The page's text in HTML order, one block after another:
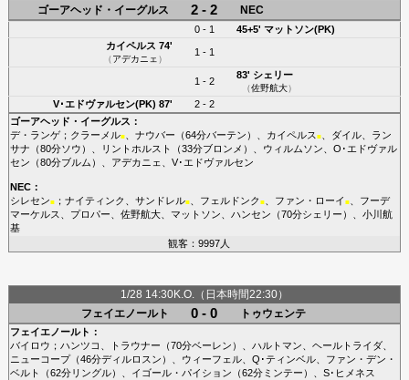
ゴーアヘッド・イーグルス
2 - 2 NEC
0 - 1 45+5' マットソン(PK)
カイペルス 74'
（アデカニェ ）
1 - 1
1 - 2
83' シェリー
（佐野航大）
V･エドヴァルセン(PK) 87'
2 - 2
ゴーアヘッド・イーグルス ：
デ・ランゲ； クラーメル■、 ナウバー （64分バーテン ）、 カイペルス ■、 ダイル、 ラン
サナ （80分ソウ ）、 リントホルスト （33分ブロンメ ）、 ウィルムソン
O･エドヴァル
セン （80分ブルム ）、 アデカニェ V･エドヴァルセン
NEC：
シレセン■； ナイティンク サンドレル■、 フェルドンク ■、 ファン・ローイ ■、 フーデ
マーケルス
プロパー 佐野航大、 マットソン ハンセン （70分シェリー ）、 小川航
基
観客：9997人
1/28 14:30K.O.（日本時間22:30）
フェイエノールト
0 - 0 トゥウェンテ
フェイエノールト ：
バイロウ ； ハンツコ トラウナー （70分ベーレン ）、 ハルトマン ヘールトライダ、
ニューコープ（46分ディルロスン ）、 ウィーフェル、 Q･ティンベル、 ファン・デン・
ベルト
（62分リングル）、 イゴール・パイション （62分ミンテー ）、 S･ヒメネス